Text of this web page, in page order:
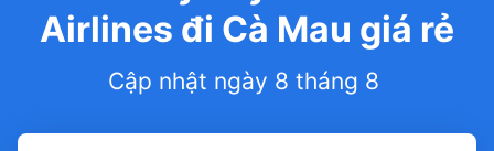
Airlines đi Cà Mau giá rẻ
Cập nhật ngày 8 tháng 8